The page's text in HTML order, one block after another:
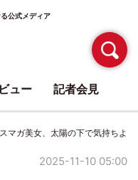
公式メディア
マガ美女、太陽の下で気持ちよ
2025-11-10 05:00
ュー 記者会見